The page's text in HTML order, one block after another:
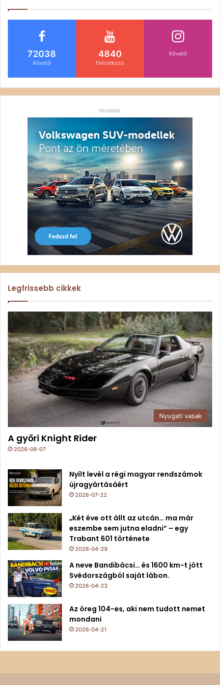
72038
Követő
4840
Feliratkozó
Követő
Hirdetés
Legfrissebb cikkek
Nyugati vasak
A győri Knight Rider
2026-08-07
Nyílt levél a régi magyar rendszámok
újragyártásáért
2026-07-22
„Két éve ott állt az utcán… ma már
eszembe sem jutna eladni” – egy
Trabant 601 története
2026-04-29
A neve Bandibácsi… és 1600 km-t jött
Svédországból saját lábon.
2026-04-23
Az öreg 104-es, aki nem tudott nemet
mondani
2026-04-21